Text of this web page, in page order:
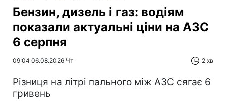
Бензин, дизель і газ: водіям
показали актуальні ціни на АЗС
6 серпня
09:04 06.08.2026 Чт 2 хв
Різниця на літрі пального між АЗС сягає 6
гривень